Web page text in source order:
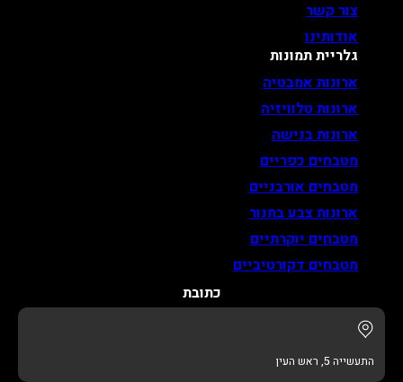
צור קשר
אודותינו
גלריית תמונות
ארונות אמבטיה
ארונות טלוויזיה
ארונות בנישה
מטבחים כפריים
מטבחים אורבניים
ארונות צבע בתנור
מטבחים יוקרתיים
מטבחים דקורטיביים
כתובת
התעשייה 5, ראש העין